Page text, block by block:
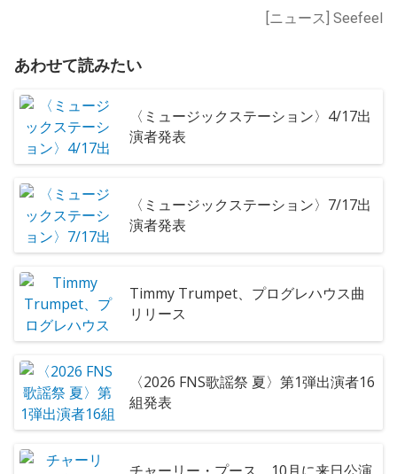
[ニュース] Seefeel
あわせて読みたい
〈ミュージックステーション〉4/17出
演者発表
〈ミュージックステーション〉7/17出
演者発表
Timmy Trumpet、プログレハウス曲
リリース
〈2026 FNS歌謡祭 夏〉第1弾出演者16
組発表